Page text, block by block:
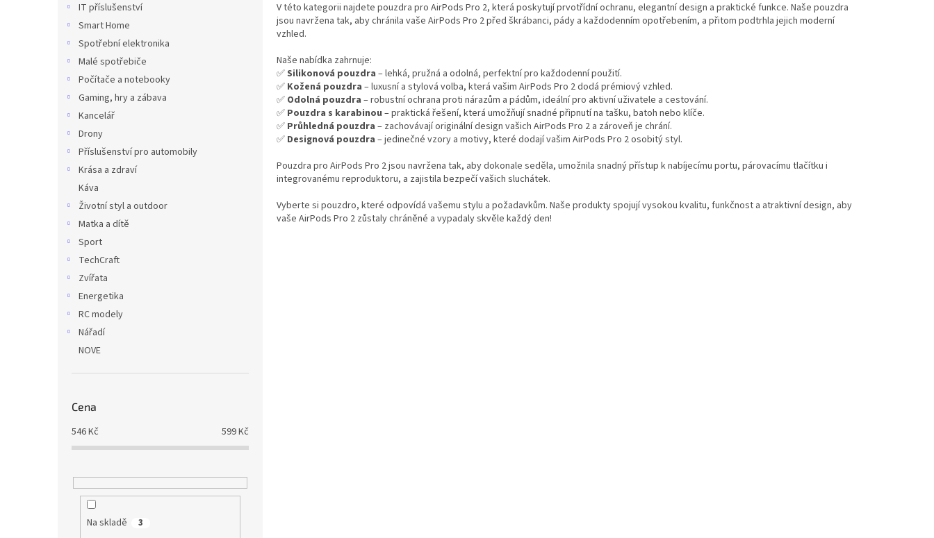
IT příslušenství
Smart Home
Spotřební elektronika
Malé spotřebiče
Počítače a notebooky
Gaming, hry a zábava
Kancelář
Drony
Příslušenství pro automobily
Krása a zdraví
Káva
Životní styl a outdoor
Matka a dítě
Sport
TechCraft
Zvířata
Energetika
RC modely
Nářadí
NOVE
Cena
546Kč 599Kč
Na skladě 3
l
á
c
í
p
r
v
k
y
ý
s
V této kategorii najdete pouzdra pro AirPods Pro 2, která poskytují prvotřídní ochranu, elegantní design a praktické funkce. Naše pouzdra
jsou navržena tak, aby chránila vaše AirPods Pro 2 před škrábanci, pády a každodenním opotřebením, a přitom podtrhla jejich moderní
vzhled.
Naše nabídka zahrnuje:
✅Silikonová pouzdra – lehká, pružná a odolná, perfektní pro každodenní použití.
✅ Kožená pouzdra – luxusní a stylová volba, která vašim AirPods Pro 2 dodá prémiový vzhled.
✅ Odolná pouzdra – robustní ochrana proti nárazům a pádům, ideální pro aktivní uživatele a cestování.
✅ Pouzdra s karabinou – praktická řešení, která umožňují snadné připnutí na tašku, batoh nebo klíče.
✅ Průhledná pouzdra – zachovávají originální design vašich AirPods Pro 2 a zároveň je chrání.
✅ Designová pouzdra – jedinečné vzory a motivy, které dodají vašim AirPods Pro 2 osobitý styl.
Pouzdra pro AirPods Pro 2 jsou navržena tak, aby dokonale seděla, umožnila snadný přístup k nabíjecímu portu, párovacímu tlačítku i
integrovanému reproduktoru, a zajistila bezpečí vašich sluchátek.
Vyberte si pouzdro, které odpovídá vašemu stylu a požadavkům. Naše produkty spojují vysokou kvalitu, funkčnost a atraktivní design, aby
vaše AirPods Pro 2 zůstaly chráněné a vypadaly skvěle každý den!